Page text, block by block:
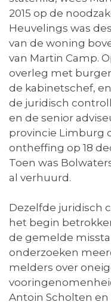
2015 op de
Heuvelings was
van de woning
van Martin Camp.
overleg met
de kabinetschef,
de juridisch
en de senior
provincie Limburg
ontheffing op 18
Toen was
al verhuurd.
Dezelfde juridisch
het begin
de gemelde
onderzoeken
melders over
Antoin Scholten